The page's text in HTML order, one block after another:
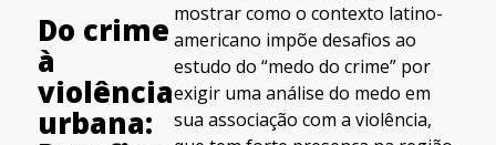
Do crime
à
violência
urbana:
mostrar como o contexto latino-
americano impõe desafios ao
estudo do “medo do crime” por
exigir uma análise do medo em
sua associação com a violência,